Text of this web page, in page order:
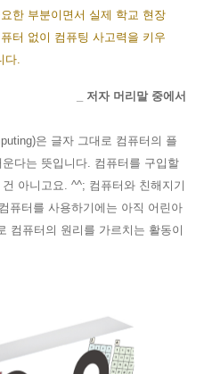
한 부분이면서 실제 학교 현장
터 없이 컴퓨팅 사고력을 키우
다.
_ 저자 머리말 중에서
은 글자 그대로 컴퓨터의 플
다는 뜻입니다. 컴퓨터를 구입할
아니고요. ^^; 컴퓨터와 친해지기
퓨터를 사용하기에는 아직 어린 아
컴퓨터의 원리를 가르치는 활동이